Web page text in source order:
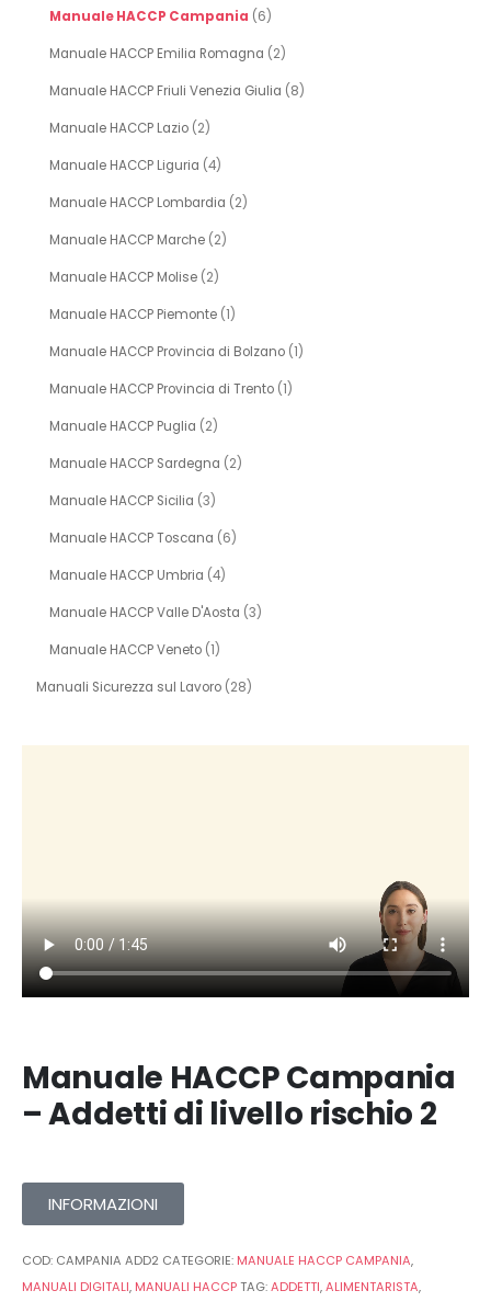
Manuale HACCP Campania (6)
Manuale HACCP Emilia Romagna (2)
Manuale HACCP Friuli Venezia Giulia (8)
Manuale HACCP Lazio (2)
Manuale HACCP Liguria (4)
Manuale HACCP Lombardia (2)
Manuale HACCP Marche (2)
Manuale HACCP Molise (2)
Manuale HACCP Piemonte (1)
Manuale HACCP Provincia di Bolzano (1)
Manuale HACCP Provincia di Trento (1)
Manuale HACCP Puglia (2)
Manuale HACCP Sardegna (2)
Manuale HACCP Sicilia (3)
Manuale HACCP Toscana (6)
Manuale HACCP Umbria (4)
Manuale HACCP Valle D'Aosta (3)
Manuale HACCP Veneto (1)
Manuali Sicurezza sul Lavoro (28)
Manuale HACCP Campania
– Addetti di livello rischio 2
INFORMAZIONI
COD: CAMPANIA ADD2 CATEGORIE: MANUALE HACCP CAMPANIA,
MANUALI DIGITALI, MANUALI HACCPTAG:ADDETTI,ALIMENTARISTA,